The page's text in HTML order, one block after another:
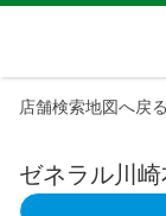
店舗検索地図へ戻る
ゼネラル川